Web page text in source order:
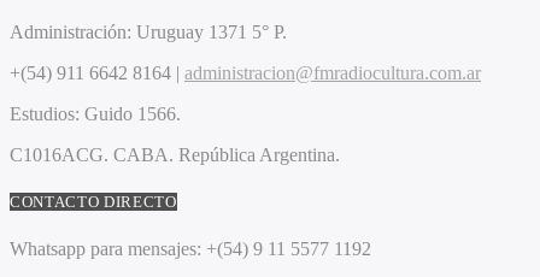
Administración: Uruguay 1371 5° P.
+(54) 911 6642 8164 | administracion@fmradiocultura.com.ar
Estudios: Guido 1566.
C1016ACG. CABA. República Argentina.
CONTACTO DIRECTO
Whatsapp para mensajes: +(54) 9 11 5577 1192